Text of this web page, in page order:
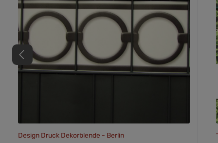
Design Druck Dekorblende - Berlin